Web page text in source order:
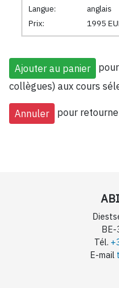
Langue:
anglais
Prix:
1995
collègues) aux cours
pour
BE-
Tél.
E-mail